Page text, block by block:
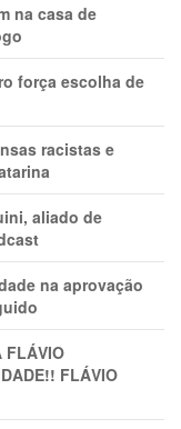
na casa de
força escolha de
racistas e
aliado de
na aprovação
FLÁVIO
FLÁVIO